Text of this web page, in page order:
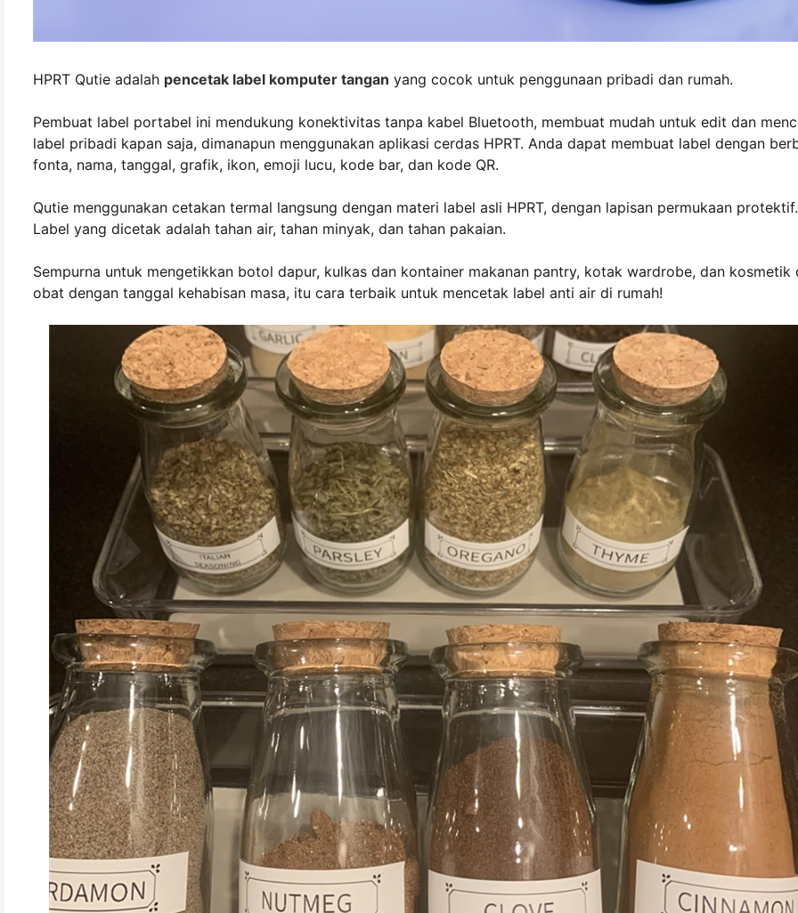
HPRT Qutie adalah pencetak label komputer tangan yang cocok untuk penggunaan pribadi dan rumah.
Pembuat label portabel ini mendukung konektivitas tanpa kabel Bluetooth, membuat mudah untuk edit dan
label pribadi kapan saja, dimanapun menggunakan aplikasi cerdas HPRT. Anda dapat membuat label dengan
fonta, nama, tanggal, grafik, ikon, emoji lucu, kode bar, dan kode QR.
Qutie menggunakan cetakan termal langsung dengan materi label asli HPRT, dengan lapisan permukaan protektif.
Label yang dicetak adalah tahan air, tahan minyak, dan tahan pakaian.
Sempurna untuk mengetikkan botol dapur, kulkas dan kontainer makanan pantry, kotak wardrobe, dan kosmetik
obat dengan tanggal kehabisan masa, itu cara terbaik untuk mencetak label anti air di rumah!